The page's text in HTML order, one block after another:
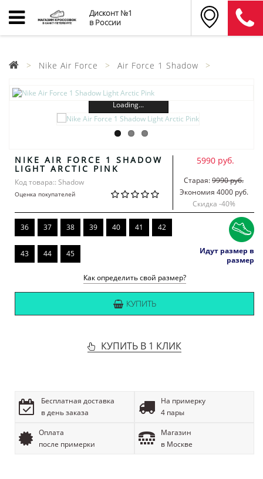
Дисконт №1
в России
Nike Air Force Air Force 1 Shadow
Loading...
NIKE AIR FORCE 1 SHADOW
LIGHT ARCTIC PINK
Код товара:: Shadow
Оценка покупателей
5990 руб.
Старая:9990 руб.
Экономия 4000 руб.
Скидка -40%
36 37 38 39 40 41 42
43 44 45
Идут размер в
размер
Как определить свой размер?
КУПИТЬ
КУПИТЬ В 1 КЛИК
Бесплатная доставка
в день заказа
На примерку
4 пары
Оплата
после примерки
Магазин
в Москве